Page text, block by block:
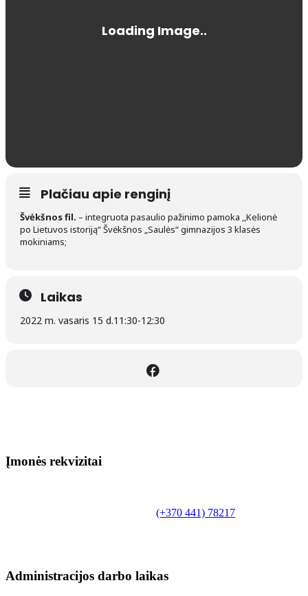
Plačiau apie renginį
Švėkšnos fil. – integruota pasaulio pažinimo pamoka ,,Kelionė
po Lietuvos istoriją“ Švėkšnos „Saulės“ gimnazijos 3 klasės
mokiniams;
Laikas
2022 m. vasaris 15 d.11:30-12:30
Įmonės rekvizitai
(+370 441) 78217
Administracijos darbo laikas